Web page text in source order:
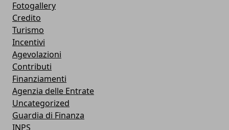
Fotogallery
Credito
Turismo
Incentivi
Agevolazioni
Contributi
Finanziamenti
Agenzia delle Entrate
Uncategorized
Guardia di Finanza
INPS